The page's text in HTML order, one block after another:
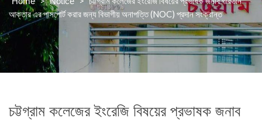
আক্তার এর পাসপোর্ট করার জন্য বিভাগীয় অনাপত্তি (NOC) প্রদান সংক্রান্ত
চট্টগ্রাম কলেজের ইংরেজি বিষয়ের প্রভাষক জনাব